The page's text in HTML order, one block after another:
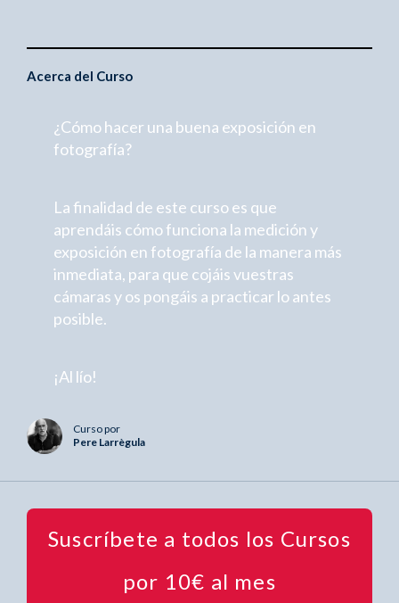
Acerca del Curso
¿Cómo hacer una buena exposición en
fotografía?
La finalidad de este curso es que
aprendáis cómo funciona la medición y
exposición en fotografía de la manera más
inmediata, para que cojáis vuestras
cámaras y os pongáis a practicar lo antes
posible.
¡Al lío!
Curso por
Pere Larrègula
Suscríbete a todos los Cursos
por 10€ al mes